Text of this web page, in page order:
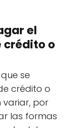
el
o
se
crédito o
variar, por
las formas